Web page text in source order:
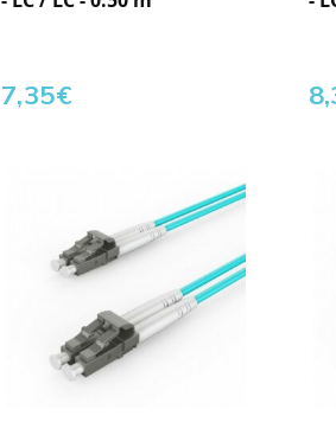
7,35€